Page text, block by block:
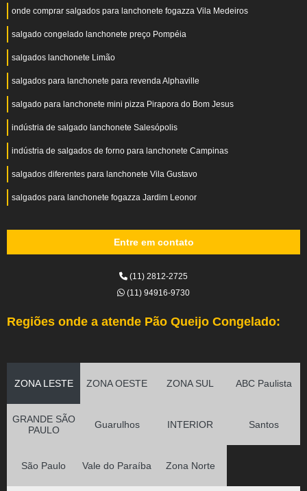
onde comprar salgados para lanchonete fogazza Vila Medeiros
salgado congelado lanchonete preço Pompéia
salgados lanchonete Limão
salgados para lanchonete para revenda Alphaville
salgado para lanchonete mini pizza Pirapora do Bom Jesus
indústria de salgado lanchonete Salesópolis
indústria de salgados de forno para lanchonete Campinas
salgados diferentes para lanchonete Vila Gustavo
salgados para lanchonete fogazza Jardim Leonor
Entre em contato
(11) 2812-2725
(11) 94916-9730
Regiões onde a atende Pão Queijo Congelado:
ZONA LESTE ZONA OESTE ZONA SUL ABC Paulista
GRANDE SÃO
PAULO
Guarulhos INTERIOR Santos
São Paulo Vale do Paraíba Zona Norte